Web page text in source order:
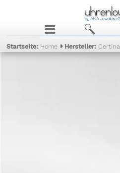
j b
Startseite: Home Hersteller:Certina